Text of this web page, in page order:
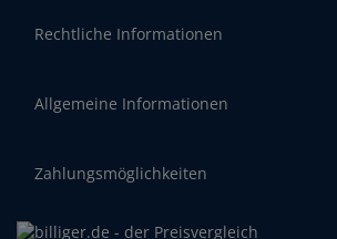
Rechtliche Informationen
Allgemeine Informationen
Zahlungsmöglichkeiten